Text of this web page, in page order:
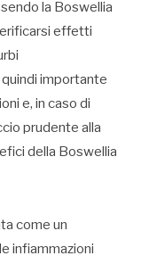
la Boswellia
effetti
importante
e, in caso di
prudente alla
della Boswellia
come un
infiammazioni